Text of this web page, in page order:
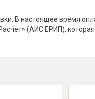
В настоящее время
(АИС ЕРИП),